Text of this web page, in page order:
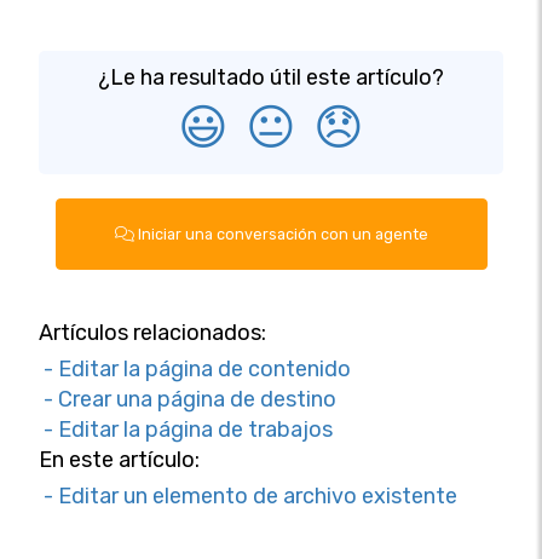
¿Le ha resultado útil este artículo?
😃 😐 😞
Iniciar una conversación con un agente
Artículos relacionados:
- Editar la página de contenido
- Crear una página de destino
- Editar la página de trabajos
En este artículo:
- Editar un elemento de archivo existente